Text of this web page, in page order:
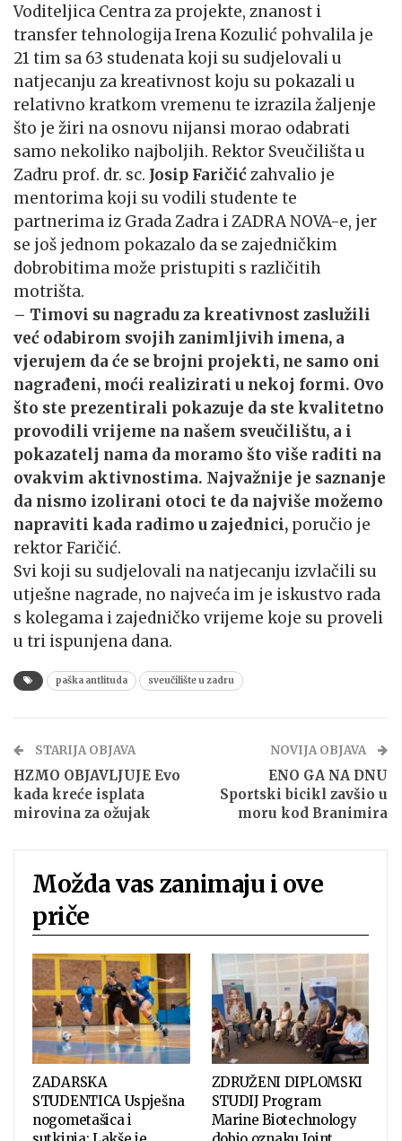
Voditeljica Centra za projekte, znanost i
transfer tehnologija Irena Kozulić pohvalila je
21 tim sa 63 studenata koji su sudjelovali u
natjecanju za kreativnost koju su pokazali u
relativno kratkom vremenu te izrazila žaljenje
što je žiri na osnovu nijansi morao odabrati
samo nekoliko najboljih. Rektor Sveučilišta u
Zadru prof. dr. sc. Josip Faričićzahvalio je
mentorima koji su vodili studente te
partnerima iz Grada Zadra i ZADRA NOVA-e, jer
se još jednom pokazalo da se zajedničkim
dobrobitima može pristupiti s različitih
motrišta.
– Timovi su nagradu za kreativnost zaslužili
već odabirom svojih zanimljivih imena, a
vjerujem da će se brojni projekti, ne samo oni
nagrađeni, moći realizirati u nekoj formi. Ovo
što ste prezentirali pokazuje da ste kvalitetno
provodili vrijeme na našem sveučilištu, a i
pokazatelj nama da moramo što više raditi na
ovakvim aktivnostima. Najvažnije je saznanje
da nismo izolirani otoci te da najviše možemo
napraviti kada radimo u zajednici, poručio je
rektor Faričić.
Svi koji su sudjelovali na natjecanju izvlačili su
utješne nagrade, no najveća im je iskustvo rada
s kolegama i zajedničko vrijeme koje su proveli
u tri ispunjena dana.
paška antlituda sveučilište u zadru
STARIJA OBJAVA
HZMO OBJAVLJUJE Evo
kada kreće isplata
mirovina za ožujak
NOVIJA OBJAVA
ENO GA NA DNU
Sportski bicikl zavšio u
moru kod Branimira
Možda vas zanimaju i ove
priče
ZADARSKA
STUDENTICA Uspješna
nogometašica i
ZDRUŽENI DIPLOMSKI
STUDIJ Program
Marine Biotechnology